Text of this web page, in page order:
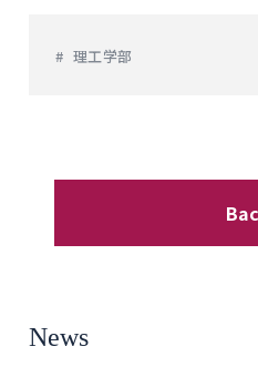
理工学部
News